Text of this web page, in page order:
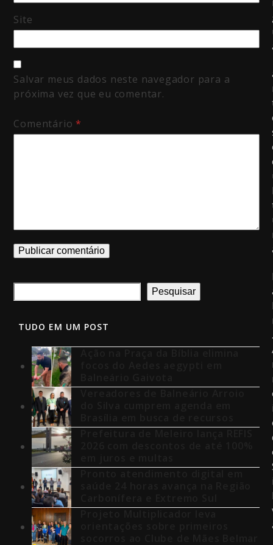
Site
Salvar meus dados neste navegador para a
próxima vez que eu comentar.
Comentário*
Pesquisar
TUDO EM UM POST